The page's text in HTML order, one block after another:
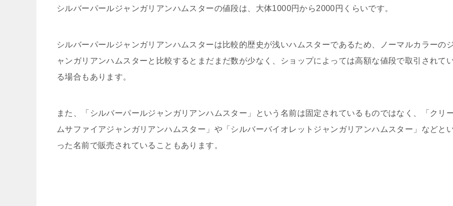
シルバーパールジャンガリアンハムスターの値段は、大体1000円から2000円くらいです。
シルバーパールジャンガリアンハムスターは比較的歴史が浅いハムスターであるため、ノーマルカラーの
ャンガリアンハムスターと比較するとまだまだ数が少なく、ショップによっては高額な値段で取引されて
る場合もあります。
また、「シルバーパールジャンガリアンハムスター」という名前は固定されているものではなく、「クリ
ムサファイアジャンガリアンハムスター」や「シルバーバイオレットジャンガリアンハムスター」などと
った名前で販売されていることもあります。